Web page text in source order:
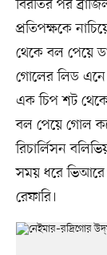
বিরতির পর
প্রতিপক্ষকে
থেকে বল পেয়ে
গোলের লিড এনে
এক চিপ শট থেকে
বল পেয়ে গোল
রিচার্লিসন
সময় ধরে ভিআরে
রেফারি।